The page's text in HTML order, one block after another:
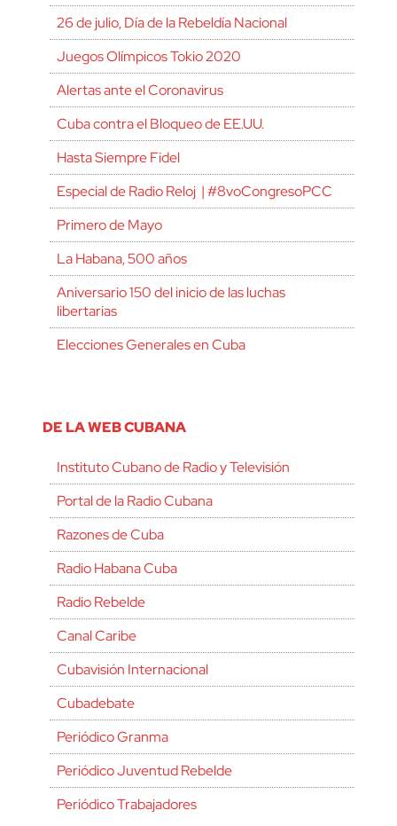
26 de julio, Día de la Rebeldía Nacional
Juegos Olímpicos Tokio 2020
Alertas ante el Coronavirus
Cuba contra el Bloqueo de EE.UU.
Hasta Siempre Fidel
Especial de Radio Reloj | #8voCongresoPCC
Primero de Mayo
La Habana, 500 años
Aniversario 150 del inicio de las luchas
libertarias
Elecciones Generales en Cuba
DE LA WEB CUBANA
Instituto Cubano de Radio y Televisión
Portal de la Radio Cubana
Razones de Cuba
Radio Habana Cuba
Radio Rebelde
Canal Caribe
Cubavisión Internacional
Cubadebate
Periódico Granma
Periódico Juventud Rebelde
Periódico Trabajadores